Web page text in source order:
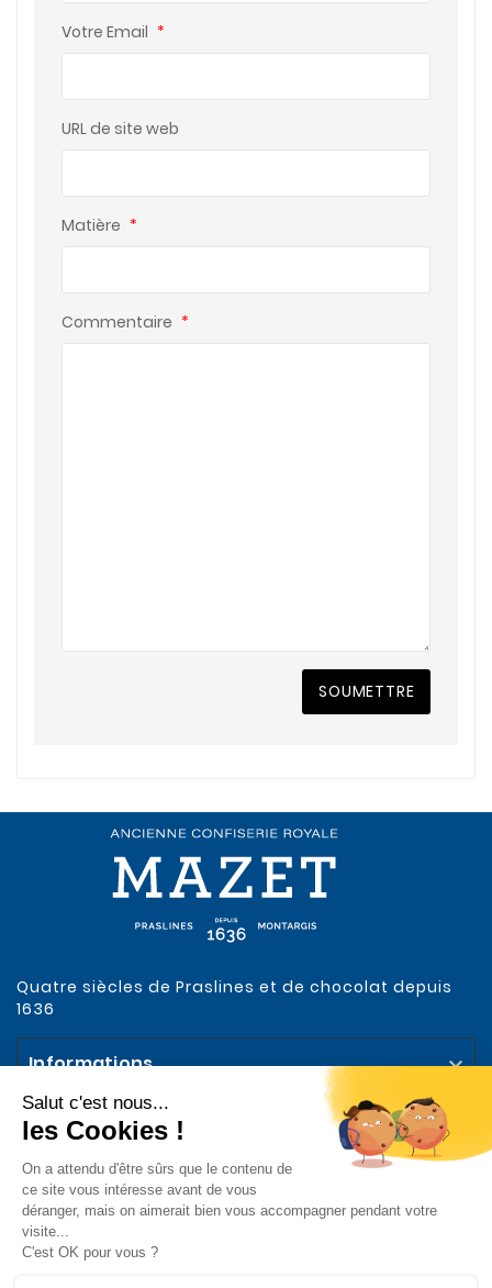
Votre Email *
URL de site web
Matière *
Commentaire *
SOUMETTRE
Quatre siècles de Praslines et de chocolat depuis
1636
Informations 
Votre compte 
Notre Entreprise
Abonnez-vous à la Newsletter